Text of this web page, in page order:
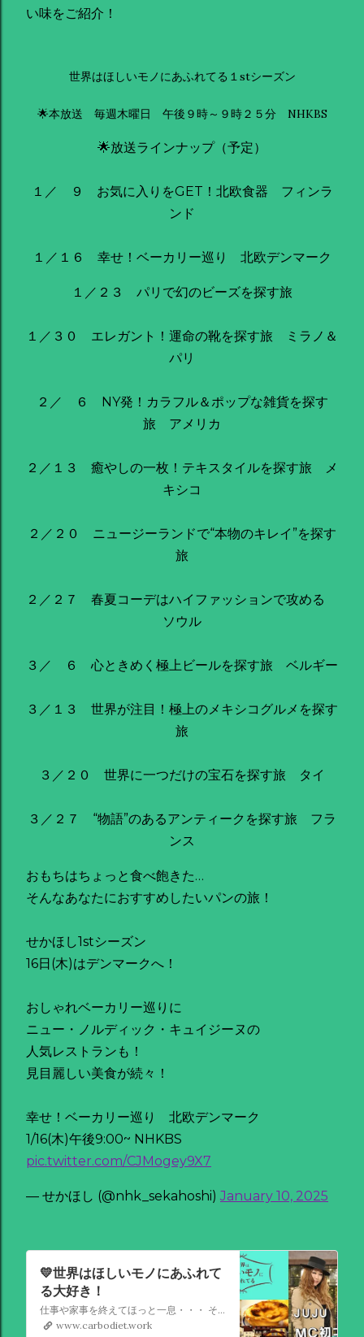
い味をご紹介！
世界はほしいモノにあふれてる１stシーズン
🌟本放送 毎週木曜日 午後９時～９時２５分 NHKBS
🌟放送ラインナップ（予定）
１／ ９ お気に入りをGET！北欧食器 フィンラ
ンド
１／１６ 幸せ！ベーカリー巡り 北欧デンマーク
１／２３ パリで幻のビーズを探す旅
１／３０ エレガント！運命の靴を探す旅 ミラノ＆
パリ
２／ ６ NY発！カラフル＆ポップな雑貨を探す
旅 アメリカ
２／１３ 癒やしの一枚！テキスタイルを探す旅 メ
キシコ
２／２０ ニュージーランドで“本物のキレイ”を探す
旅
２／２７ 春夏コーデはハイファッションで攻める
ソウル
３／ ６ 心ときめく極上ビールを探す旅 ベルギー
３／１３ 世界が注目！極上のメキシコグルメを探す
旅
３／２０ 世界に一つだけの宝石を探す旅 タイ
３／２７ “物語”のあるアンティークを探す旅 フラ
ンス
おもちはちょっと食べ飽きた…
そんなあなたにおすすめしたいパンの旅！
せかほし1stシーズン
16日(木)はデンマークへ！
おしゃれベーカリー巡りに
ニュー・ノルディック・キュイジーヌの
人気レストランも！
見目麗しい美食が続々！
幸せ！ベーカリー巡り 北欧デンマーク
1/16(木)午後9:00~ NHKBS
pic.twitter.com/CJMogey9X7
— せかほし (@nhk_sekahoshi)January 10, 2025
💛世界はほしいモノにあふれて
る大好き！
仕事や家事を終えてほっと一息・・・ そんなあなたに贈る新しい紀行番組。ファッション、グルメ、インテリア、雑貨・・・ 世界各地に眠るきら星のような素敵なモノを探し求める旅。 夜、眠りにつく前に、美しきモノたちのストーリーに触れ、それが生まれた街の美しい景色を堪能する癒しの時をお届けします。
www.carbodiet.work